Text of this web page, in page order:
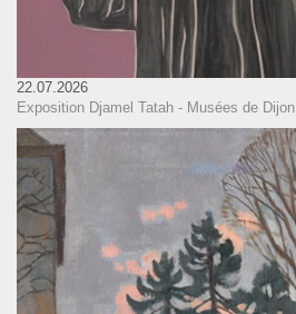
22.07.2026
Exposition Djamel Tatah - Musées de Dijon